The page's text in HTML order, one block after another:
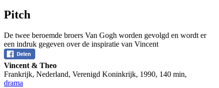
Pitch
De twee beroemde broers Van Gogh worden gevolgd en wordt er
een indruk gegeven over de inspiratie van Vincent
Vincent & Theo
Frankrijk, Nederland, Verenigd Koninkrijk, 1990, 140 min,
drama